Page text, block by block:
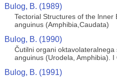
Bulog, B. (1989)
Tectorial Structures of the
anguinus (Amphibia,Caudata)
Bulog, B. (1990)
Čutilni organi
anguinus (Urodela, Amphibia). I
Bulog, B. (1991)